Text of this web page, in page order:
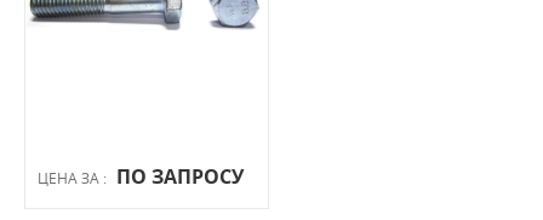
ЦЕНА ЗА : ПО ЗАПРОСУ